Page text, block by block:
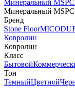
Минеральный
Минеральный
Бренд
Stone Floor
Ковролин
Ковролин
Класс
Бытовой
Тон
ТемныйЦветной